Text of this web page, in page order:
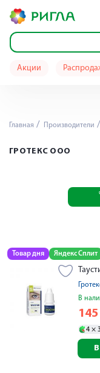
Акции
Главная Производители
ГРОТЕКС ООО
Товар дня Яндекс Сплит
В
145
4 ×